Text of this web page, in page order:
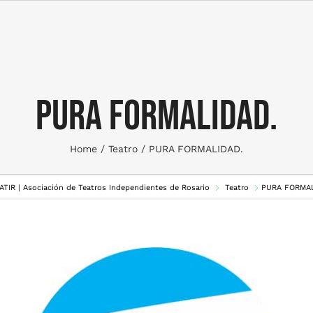
PURA FORMALIDAD.
Home Teatro PURA FORMALIDAD.
| Asociación de Teatros Independientes de Rosario Teatro PURA